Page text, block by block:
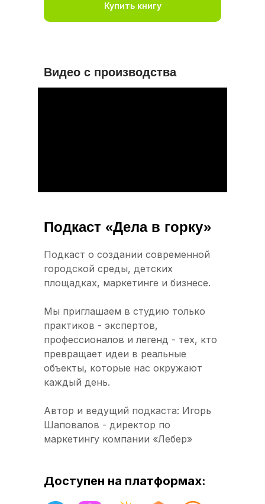
Купить книгу
Видео с производства
Подкаст «Дела в горку»
Подкаст о создании современной
городской среды, детских
площадках, маркетинге и бизнесе.
Мы приглашаем в студию только
практиков - экспертов,
профессионалов и легенд - тех, кто
превращает идеи в реальные
объекты, которые нас окружают
каждый день.
Автор и ведущий подкаста: Игорь
Шаповалов - директор по
маркетингу компании «Лебер»
Доступен на платформах: